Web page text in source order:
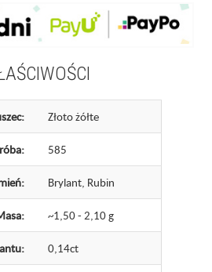
Złoto żółte
585
Brylant, Rubin
~1,50 - 2,10 g
0,14ct